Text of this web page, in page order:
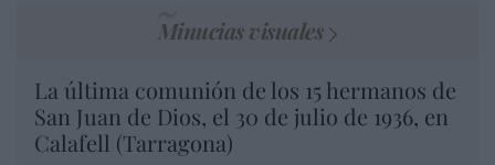
Minucias visuales
La última comunión de los 15 hermanos de
San Juan de Dios, el 30 de julio de 1936, en
Calafell (Tarragona)